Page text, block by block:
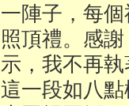
一陣子，每
照頂禮。感
示，我不再
這一段如八